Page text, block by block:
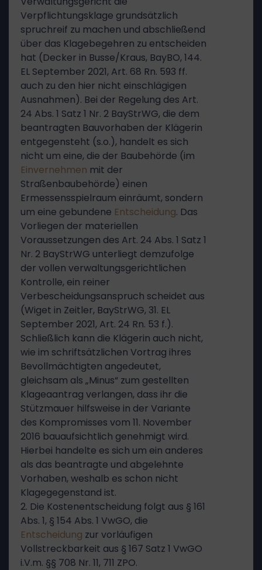
Verpflichtungsklage grundsätzlich
spruchreif zu machen und abschließend
über das Klagebegehren zu entscheiden
hat (Decker in Busse/Kraus, BayBO, 144.
EL September 2021, Art. 68 Rn. 593 ff.
auch zu den hier nicht einschlägigen
Ausnahmen). Bei der Regelung des Art.
24 Abs. 1 Satz 1 Nr. 2 BayStrWG, die dem
beantragten Bauvorhaben der Klägerin
entgegensteht (s.o.), handelt es sich
nicht um eine, die der Baubehörde (im
Einvernehmen mit der
Straßenbaubehörde) einen
Ermessensspielraum einräumt, sondern
um eine gebundene Entscheidung. Das
Vorliegen der materiellen
Voraussetzungen des Art. 24 Abs. 1 Satz 1
Nr. 2 BayStrWG unterliegt demzufolge
der vollen verwaltungsgerichtlichen
Kontrolle, ein reiner
Verbescheidungsanspruch scheidet aus
(Wiget in Zeitler, BayStrWG, 31. EL
September 2021, Art. 24 Rn. 53 f.).
Schließlich kann die Klägerin auch nicht,
wie im schriftsätzlichen Vortrag ihres
Bevollmächtigten angedeutet,
gleichsam als „Minus“ zum gestellten
Klageaantrag verlangen, dass ihr die
Stützmauer hilfsweise in der Variante
des Kompromisses vom 11. November
2016 bauaufsichtlich genehmigt wird.
Hierbei handelte es sich um ein anderes
als das beantragte und abgelehnte
Vorhaben, weshalb es schon nicht
Klagegegenstand ist.
2. Die Kostenentscheidung folgt aus § 161
Abs. 1, § 154 Abs. 1 VwGO, die
Entscheidung zur vorläufigen
Vollstreckbarkeit aus § 167 Satz 1 VwGO
i.V.m. §§ 708 Nr. 11, 711 ZPO.